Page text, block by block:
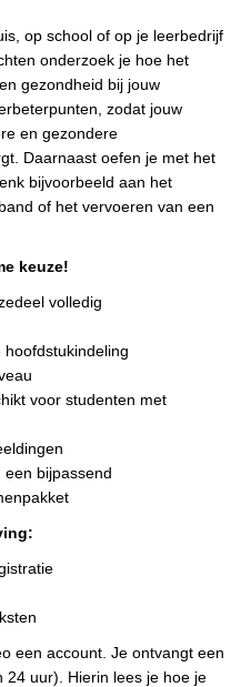
op school of op je leerbedrijf
onderzoek je hoe het
gezondheid bij jouw
zodat jouw
en gezondere
Daarnaast oefen je met het
bijvoorbeeld aan het
of het vervoeren van een
keuze!
volledig
hoofdstukindeling
voor studenten met
bijpassend
een account. Je ontvangt een
24 uur). Hierin lees je hoe je